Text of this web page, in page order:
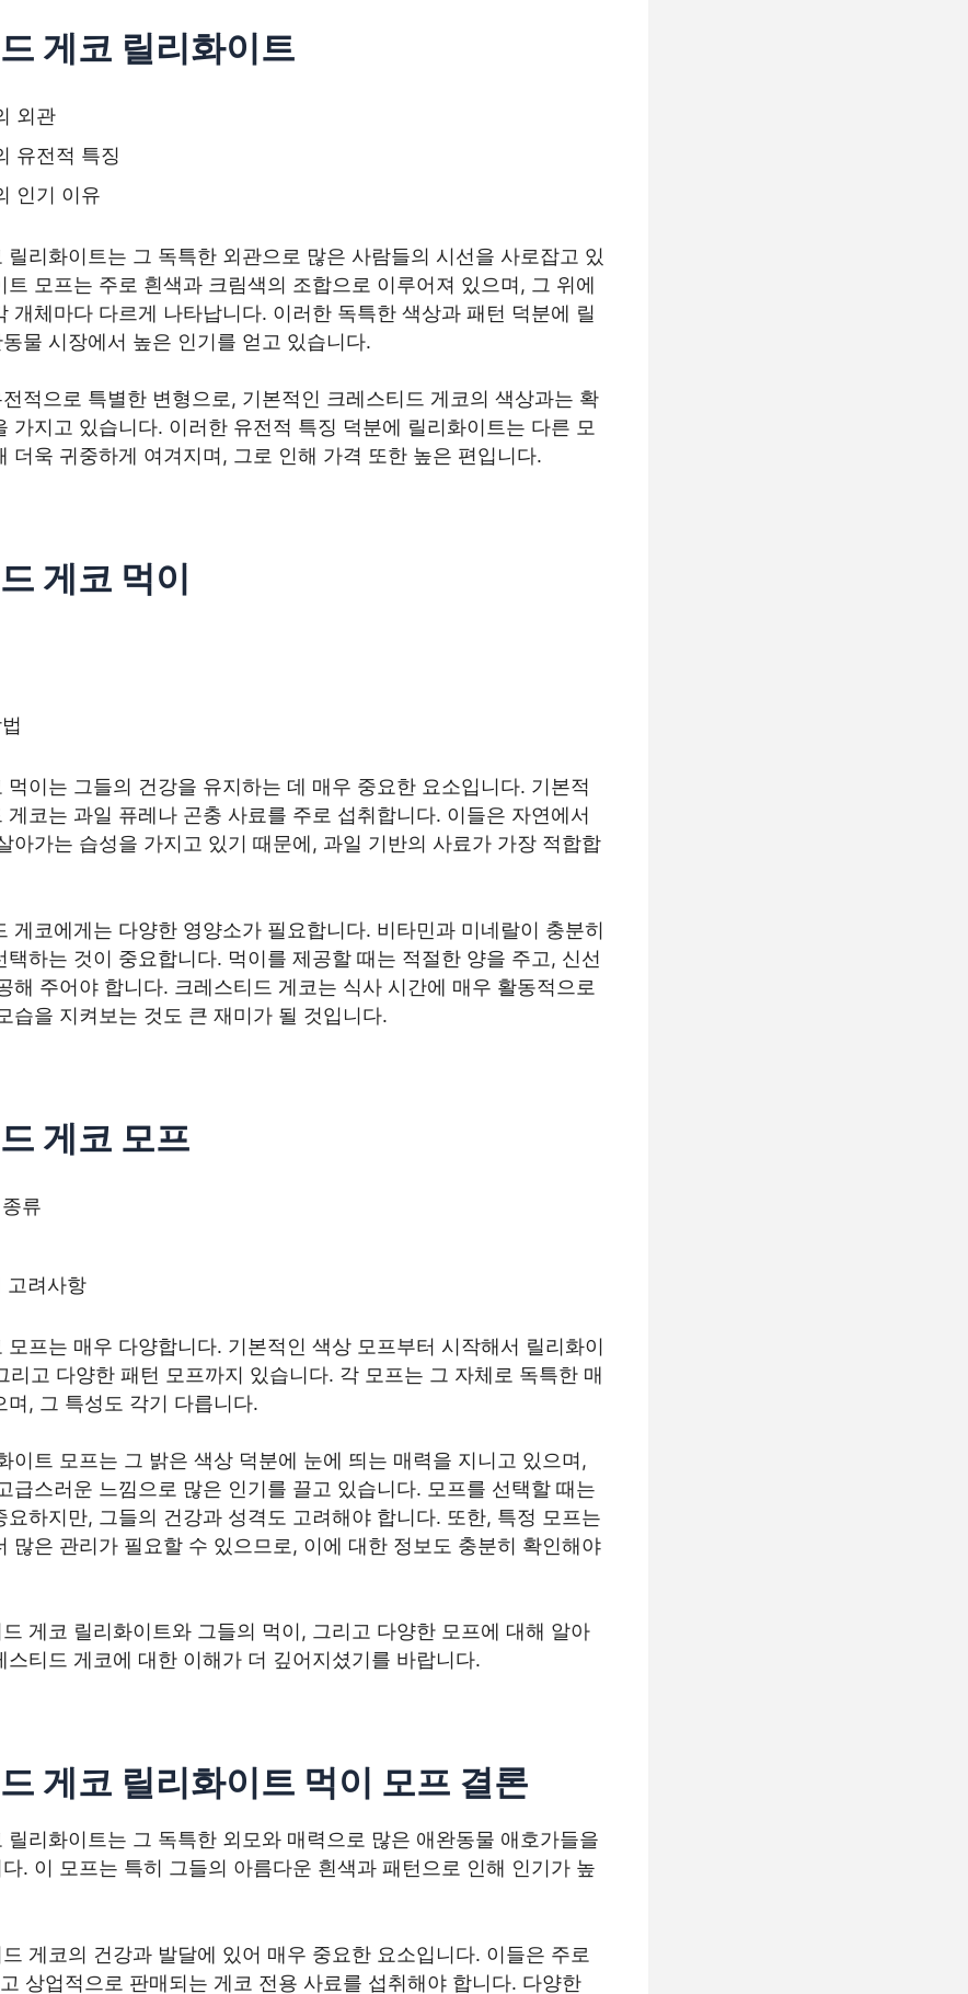
게코 릴리화이트
외관
유전적 특징
인기 이유
릴리화이트는 그 독특한 외관으로 많은 사람들의 시선을 사로잡고 있
트 모프는 주로 흰색과 크림색의 조합으로 이루어져 있으며, 그 위에
개체마다 다르게 나타납니다. 이러한 독특한 색상과 패턴 덕분에 릴
물 시장에서 높은 인기를 얻고 있습니다.
적으로 특별한 변형으로, 기본적인 크레스티드 게코의 색상과는 확
가지고 있습니다. 이러한 유전적 특징 덕분에 릴리화이트는 다른 모
더욱 귀중하게 여겨지며, 그로 인해 가격 또한 높은 편입니다.
게코 먹이
먹이는 그들의 건강을 유지하는 데 매우 중요한 요소입니다. 기본적
게코는 과일 퓨레나 곤충 사료를 주로 섭취합니다. 이들은 자연에서
아가는 습성을 가지고 있기 때문에, 과일 기반의 사료가 가장 적합합
게코에게는 다양한 영양소가 필요합니다. 비타민과 미네랄이 충분히
택하는 것이 중요합니다. 먹이를 제공할 때는 적절한 양을 주고, 신선
해 주어야 합니다. 크레스티드 게코는 식사 시간에 매우 활동적으로
습을 지켜보는 것도 큰 재미가 될 것입니다.
게코 모프
류
고려사항
모프는 매우 다양합니다. 기본적인 색상 모프부터 시작해서 릴리화이
리고 다양한 패턴 모프까지 있습니다. 각 모프는 그 자체로 독특한 매
며, 그 특성도 각기 다릅니다.
이트 모프는 그 밝은 색상 덕분에 눈에 띄는 매력을 지니고 있으며,
급스러운 느낌으로 많은 인기를 끌고 있습니다. 모프를 선택할 때는
요하지만, 그들의 건강과 성격도 고려해야 합니다. 또한, 특정 모프는
많은 관리가 필요할 수 있으므로, 이에 대한 정보도 충분히 확인해야
게코 릴리화이트와 그들의 먹이, 그리고 다양한 모프에 대해 알아
스티드 게코에 대한 이해가 더 깊어지셨기를 바랍니다.
게코 릴리화이트 먹이 모프 결론
릴리화이트는 그 독특한 외모와 매력으로 많은 애완동물 애호가들을
. 이 모프는 특히 그들의 아름다운 흰색과 패턴으로 인해 인기가 높
게코의 건강과 발달에 있어 매우 중요한 요소입니다. 이들은 주로
상업적으로 판매되는 게코 전용 사료를 섭취해야 합니다. 다양한